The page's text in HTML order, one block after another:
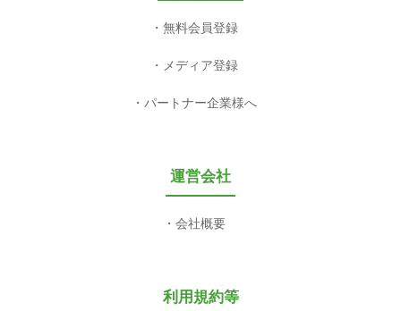
無料会員登録
メディア登録
パートナー企業様へ
運営会社
会社概要
利用規約等